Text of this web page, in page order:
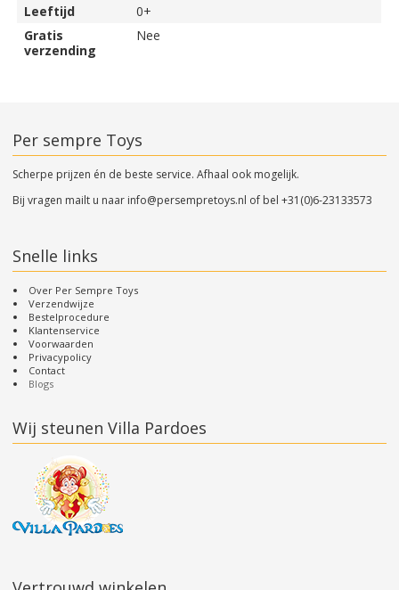
Leeftijd
0+
Gratis
verzending
Nee
Per sempre Toys
Scherpe prijzen én de beste service. Afhaal ook mogelijk.
Bij vragen mailt u naar info@persempretoys.nl of bel+31(0)6-23133573
Snelle links
Over Per Sempre Toys
Verzendwijze
Bestelprocedure
Klantenservice
Voorwaarden
Privacypolicy
Contact
Blogs
Wij steunen Villa Pardoes